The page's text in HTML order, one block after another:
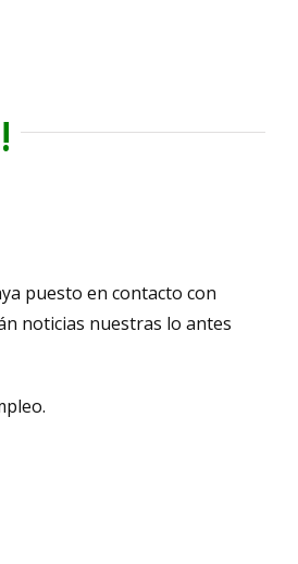
puesto en contacto con
noticias nuestras lo antes